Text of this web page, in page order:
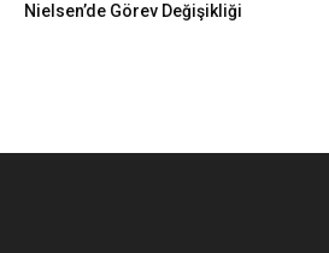
Nielsen’de Görev Değişikliği